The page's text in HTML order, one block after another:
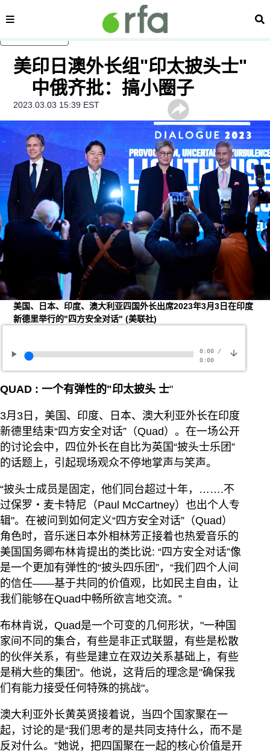
内容分类 搜
美印日澳外长组"印太披头士"
中俄齐批：搞小圈子
2023.03.03 15:39 EST
美国、日本、印度、澳大利亚四国外长出席2023年3月3日在印度
新德里举行的"四方安全对话"(美联社)
0:00/
0:00
QUAD : 一个有弹性的"印太披头 士"
3月3日，美国、印度、日本、澳大利亚外长在印度
新德里结束“四方安全对话”（Quad）。在一场公开
的讨论会中，四位外长在自比为英国“披头士乐团”
的话题上，引起现场观众不停地掌声与笑声。
“披头士成员是固定，他们同台超过十年，…….不
过保罗‧麦卡特尼（Paul McCartney）也出个人专
辑"。在被问到如何定义“四方安全对话”（Quad）
角色时，音乐迷日本外相林芳正接着也热爱音乐的
美国国务卿布林肯提出的类比说: “四方安全对话”像
是一个更加有弹性的“披头四乐团”，“我们四个人间
的信任——基于共同的价值观，比如民主自由，让
我们能够在Quad中畅所欲言地交流。”
布林肯说，Quad是一个可变的几何形状，"一种国
家间不同的集合，有些是非正式联盟，有些是松散
的伙伴关系，有些是建立在双边关系基础上，有些
是稍大些的集团"。他说，这背后的理念是"确保我
们有能力接受任何特殊的挑战"。
澳大利亚外长黄英贤接着说，当四个国家聚在一
起，讨论的是“我们思考的是共同支持什么，而不是
反对什么。”她说，把四国聚在一起的核心价值是开